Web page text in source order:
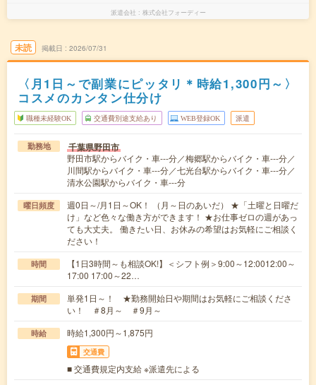
派遣会社 株式会社フォーディー
未読 掲載日 2026/07/31
〈月1日～で副業にピッタリ＊時給1,300円～〉
コスメのカンタン仕分け
職種未経験OK 交通費別途支給あり WEB登録OK 派遣
勤務地 千葉県野田市
野田市駅からバイク・車---分／梅郷駅からバイク・車---分／
川間駅からバイク・車---分／七光台駅からバイク・車---分／
清水公園駅からバイク・車---分
曜日頻度
週0日～/月1日～OK！ （月～日のあいだ） ★「土曜と日曜だ
け」など色々な働き方ができます！ ★お仕事ゼロの週があっ
ても大丈夫。 働きたい日、お休みの希望はお気軽にご相談く
ださい！
時間
【1日3時間～も相談OK!】＜シフト例＞9:00～12:0012:00～
17:00 17:00～22…
期間
単発1日～！ ★勤務開始日や期間はお気軽にご相談くださ
い！ ＃8月～ ＃9月～
時給 時給1,300円～1,875円
交通費
■ 交通費規定内支給 ※派遣先による